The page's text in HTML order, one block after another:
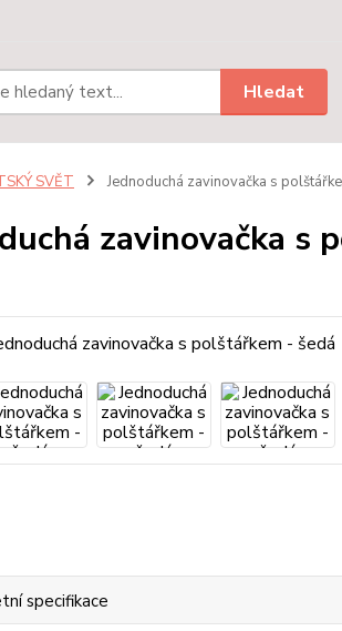
Hledat
SVĚT Jednoduchá zavinovačka s
zavinovačka s
specifikace